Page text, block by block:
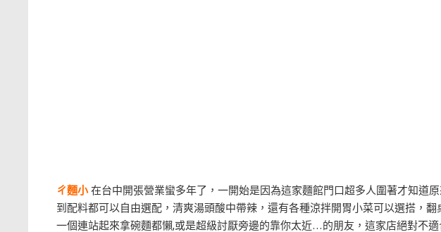
ㄔ麵小在台中開張營業蠻多年了，一開始是因為這家麵館門口超多人圍著才知道
到配料都可以自由選配，清爽湯頭酸中帶辣，還有各種涼拌開胃小菜可以選搭，翻
一個連站起來拿碗麵都懶,或是超級討厭旁邊的靠你太近…的朋友，這家店絕對不